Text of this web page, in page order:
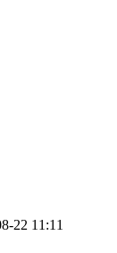
22 11:11